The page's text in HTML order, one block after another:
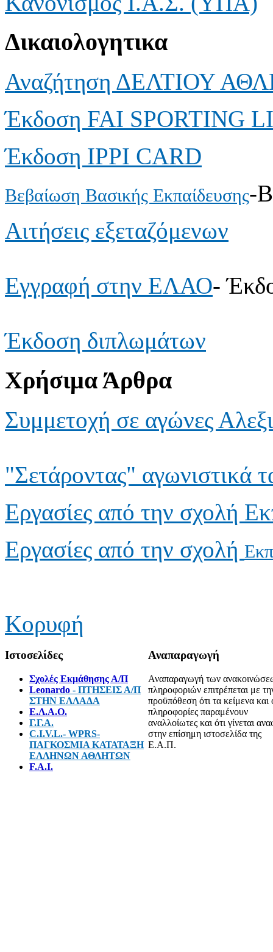
Δικαιολογητικα
Αναζήτηση ΔΕΛΤΙΟΥ
Έκδοση FAI SPORTING
Έκδοση IPPI CARD
Βεβαίωση Βασικής Εκπαίδευσης-
Αιτήσεις εξεταζόμενων
Εγγραφή στην ΕΛΑΟ-
Έκδοση διπλωμάτων
Χρήσιμα Άρθρα
Συμμετοχή σε αγώνες
"Σετάροντας" αγωνιστικά
Εργασίες από την σχολή
Εργασίες από την σχολή
Κορυφή
Ιστοσελίδες
Σχολές Εκμάθησης Α/Π
Leonardo - ΠΤΗΣΕΙΣ Α/Π
ΣΤΗΝ ΕΛΛΑΔΑ
E.Λ.Α.Ο.
Γ.Γ.Α.
C.I.V.L.- WPRS-
ΠΑΓΚΟΣΜΙΑ ΚΑΤΑΤΑΞΗ
ΕΛΛΗΝΩΝ ΑΘΛΗΤΩΝ
F.A.I.
Αναπαραγωγή
Αναπαραγωγή των
πληροφοριών επιτρέπεται με
προϋπόθεση ότι τα κείμενα και
πληροφορίες παραμένουν
αναλλοίωτες και ότι γίνεται
στην επίσημη ιστοσελίδα της
Ε.Α.Π.